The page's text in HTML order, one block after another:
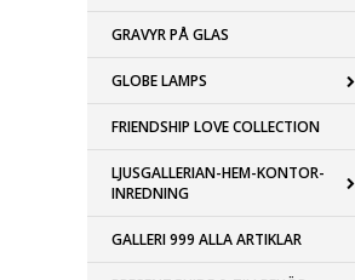
GRAVYR PÅ GLAS
GLOBE LAMPS
FRIENDSHIP LOVE COLLECTION
LJUSGALLERIAN-HEM-KONTOR-
INREDNING
GALLERI 999 ALLA ARTIKLAR